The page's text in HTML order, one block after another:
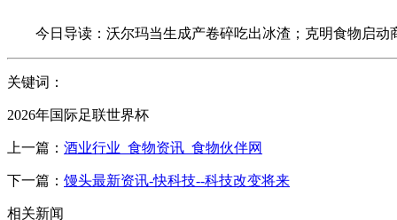
今日导读：沃尔玛当生成产卷碎吃出冰渣；克明食物启动
关键词：
2026年国际足联世界杯
上一篇： 酒业行业_食物资讯_食物伙伴网
下一篇： 馒头最新资讯-快科技--科技改变将来
相关新闻